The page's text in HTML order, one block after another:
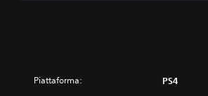
Piattaforma: PS4